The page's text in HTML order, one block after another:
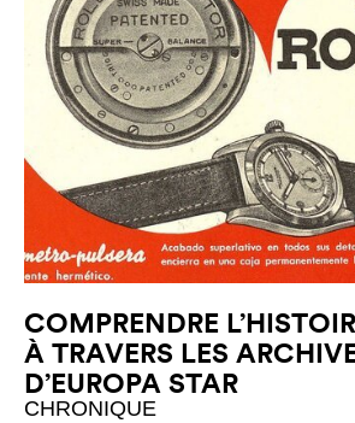
COMPRENDRE
À TRAVERS LES
D’EUROPA STAR
CHRONIQUE